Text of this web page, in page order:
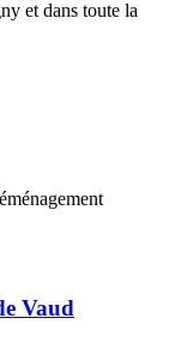
et dans toute la
Vaud